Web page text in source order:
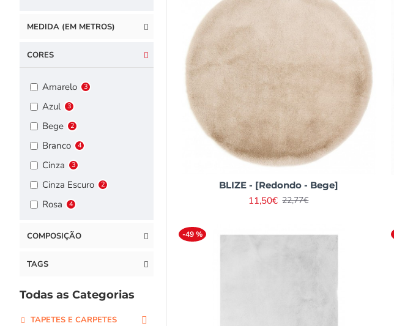
MEDIDA (EM METROS)
CORES
Amarelo 3
Azul 3
Bege 2
Branco 4
Cinza 3
Cinza Escuro 2
Rosa 4
COMPOSIÇÃO
TAGS
Todas as Categorias
TAPETES E CARPETES
BLIZE - [Redondo - Bege]
11,50€ 22,77€
-49 %